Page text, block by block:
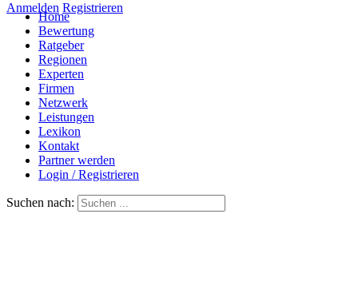
Anmelden Registrieren
Home
Bewertung
Ratgeber
Regionen
Experten
Firmen
Netzwerk
Leistungen
Lexikon
Kontakt
Partner werden
Login / Registrieren
Suchen nach: